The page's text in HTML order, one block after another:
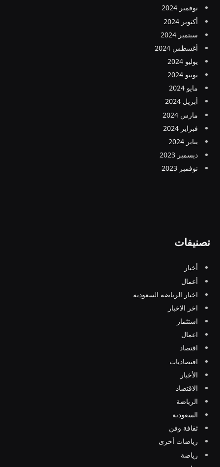
نوفمبر 2024
أكتوبر 2024
سبتمبر 2024
أغسطس 2024
يوليو 2024
يونيو 2024
مايو 2024
أبريل 2024
مارس 2024
فبراير 2024
يناير 2024
ديسمبر 2023
نوفمبر 2023
تصنيفات
أخبار
أعمال
اخبار الرياضة السعودية
اخر الاخبار
استثمار
اعمال
اقتصاد
اقتصاديات
الأخبار
الاقتصاد
الرياضة
السعودية
ثقافة وفن
رياضات أخرى
رياضة